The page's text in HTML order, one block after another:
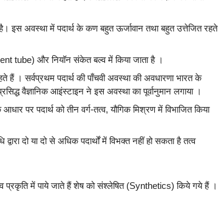
इस अवस्था में पदार्थ के कण बहुत ऊर्जावान तथा बहुत उत्तेजित रहते
tube) और नियॉन संकेत बल्व में किया जाता है ।
। सर्वप्रथम पदार्थ की पाँचवी अवस्था की अवधारणा भारत के
वैज्ञानिक आइंस्टाइन ने इस अवस्था का पूर्वानुमान लगाया ।
पदार्थ को तीन वर्ग-तत्व, यौगिक मिश्रण में विभाजित किया
दो या दो से अधिक पदार्थों में विभक्त नहीं हो सकता है तत्व
में पाये जाते हैं शेष को संश्लेषित (Synthetics) किये गये हैं ।